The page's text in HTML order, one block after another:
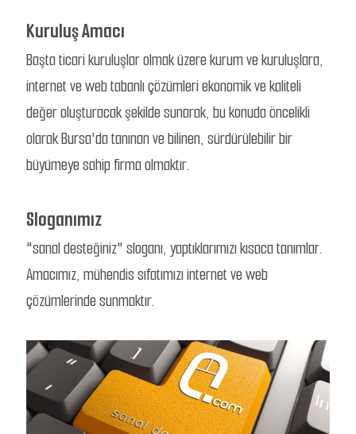
Kuruluş Amacı
Başta ticari kuruluşlar olmak üzere kurum ve kuruluşlara,
internet ve web tabanlı çözümleri ekonomik ve kaliteli
değer oluşturacak şekilde sunarak, bu konuda öncelikli
olarak Bursa'da tanınan ve bilinen, sürdürülebilir bir
büyümeye sahip firma olmaktır.
Sloganımız
"sanal desteğiniz" sloganı, yaptıklarımızı kısaca tanımlar.
Amacımız, mühendis sıfatımızı internet ve web
çözümlerinde sunmaktır.